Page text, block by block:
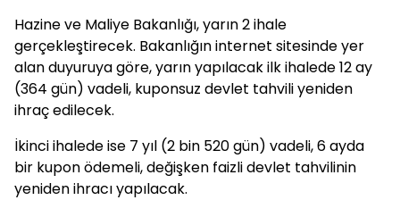
Hazine ve Maliye Bakanlığı, yarın 2 ihale
gerçekleştirecek. Bakanlığın internet sitesinde yer
alan duyuruya göre, yarın yapılacak ilk ihalede 12 ay
(364 gün) vadeli, kuponsuz devlet tahvili yeniden
ihraç edilecek.
İkinci ihalede ise 7 yıl (2 bin 520 gün) vadeli, 6 ayda
bir kupon ödemeli, değişken faizli devlet tahvilinin
yeniden ihracı yapılacak.